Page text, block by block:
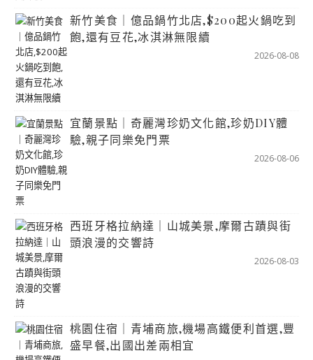
新竹美食｜億品鍋竹北店,$200起火鍋吃到
飽,還有豆花,冰淇淋無限續
2026-08-08
宜蘭景點｜奇麗灣珍奶文化館,珍奶DIY體
驗,親子同樂免門票
2026-08-06
西班牙格拉納達｜山城美景,摩爾古蹟與街
頭浪漫的交響詩
2026-08-03
桃園住宿｜青埔商旅,機場高鐵便利首選,豐
盛早餐,出國出差兩相宜